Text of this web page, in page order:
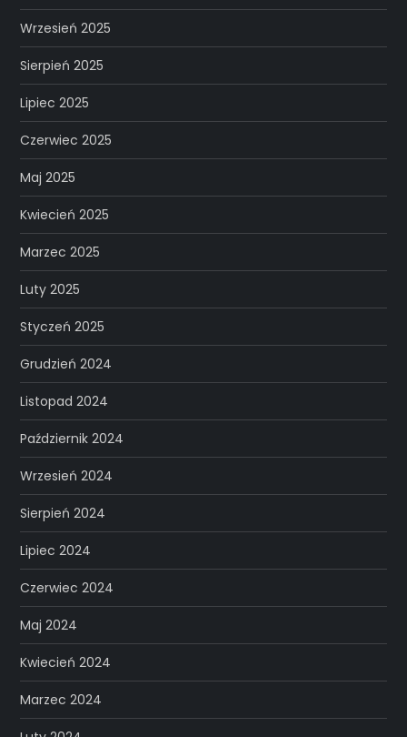
Wrzesień 2025
Sierpień 2025
Lipiec 2025
Czerwiec 2025
Maj 2025
Kwiecień 2025
Marzec 2025
Luty 2025
Styczeń 2025
Grudzień 2024
Listopad 2024
Październik 2024
Wrzesień 2024
Sierpień 2024
Lipiec 2024
Czerwiec 2024
Maj 2024
Kwiecień 2024
Marzec 2024